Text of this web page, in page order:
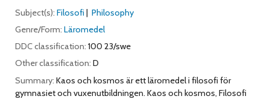
Subject(s): Filosofi
Philosophy
Genre/Form: Läromedel
DDC classification: 100 23/swe
Other classification: D
Summary: Kaos och kosmos är ett läromedel i filosofi för
gymnasiet och vuxenutbildningen. Kaos och kosmos, Filosofi